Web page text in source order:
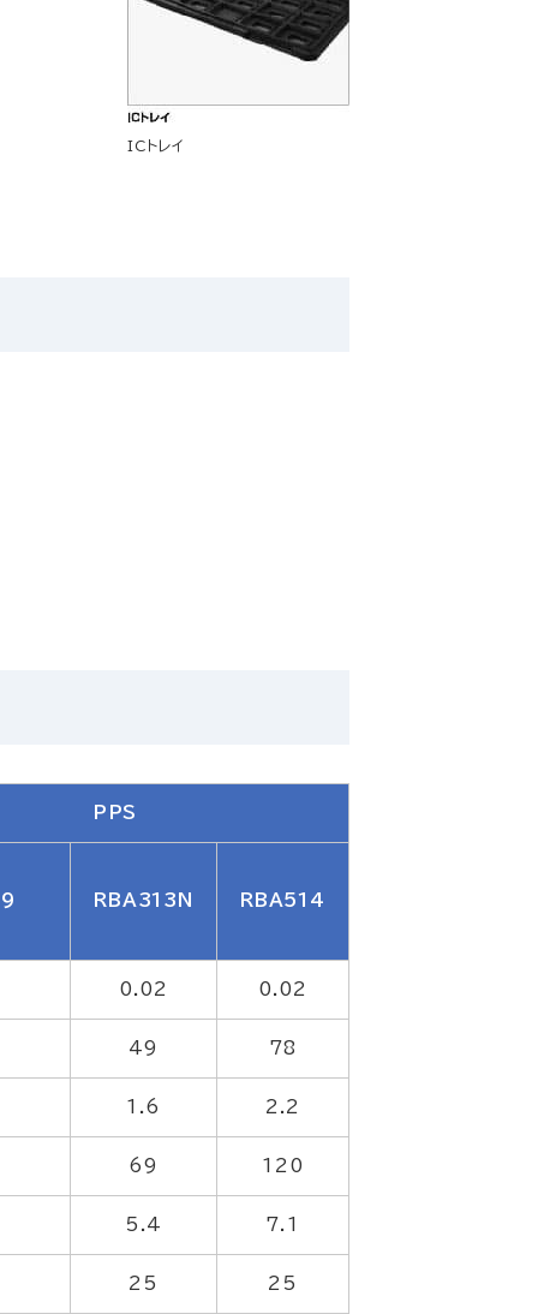
ICトレイ
PPS
RBA313N RBA514
0.02 0.02
49 78
1.6 2.2
69 120
5.4 7.1
25 25